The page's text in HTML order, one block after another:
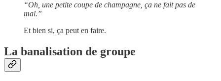
“Oh, une petite coupe de champagne, ça ne fait pas de
mal.”
Et bien si, ça peut en faire.
La banalisation de groupe